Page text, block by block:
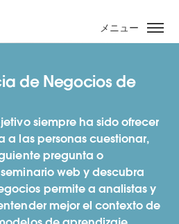
メニュー
de Negocios de
siempre ha sido ofrecer
a las personas cuestionar,
pregunta o
web y descubra
permite a analistas y
mejor el contexto de